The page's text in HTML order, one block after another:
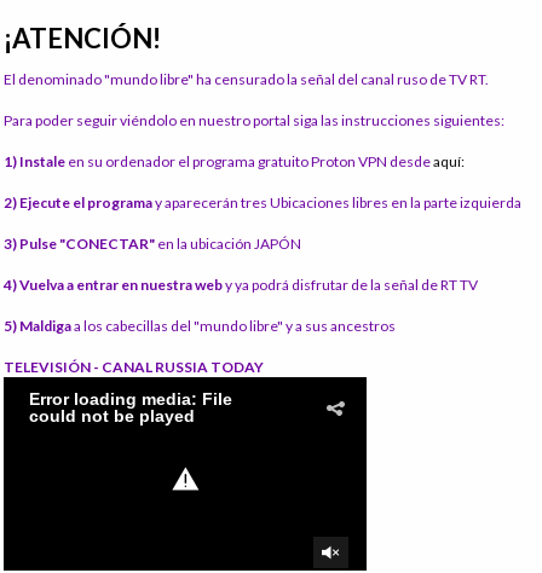
¡ATENCIÓN!
El denominado "mundo libre" ha censurado la señal del canal ruso de TV RT.
Para poder seguir viéndolo en nuestro portal siga las instrucciones siguientes:
1) Instale en su ordenador el programa gratuito Proton VPN desdeaquí:
2) Ejecute el programay aparecerán tres Ubicaciones libres en la parte izquierda
3) Pulse "CONECTAR" en la ubicación JAPÓN
4) Vuelva a entrar en nuestra weby ya podrá disfrutar de la señal de RT TV
5) Maldigaa los cabecillas del "mundo libre" y a sus ancestros
TELEVISIÓN - CANAL RUSSIA TODAY